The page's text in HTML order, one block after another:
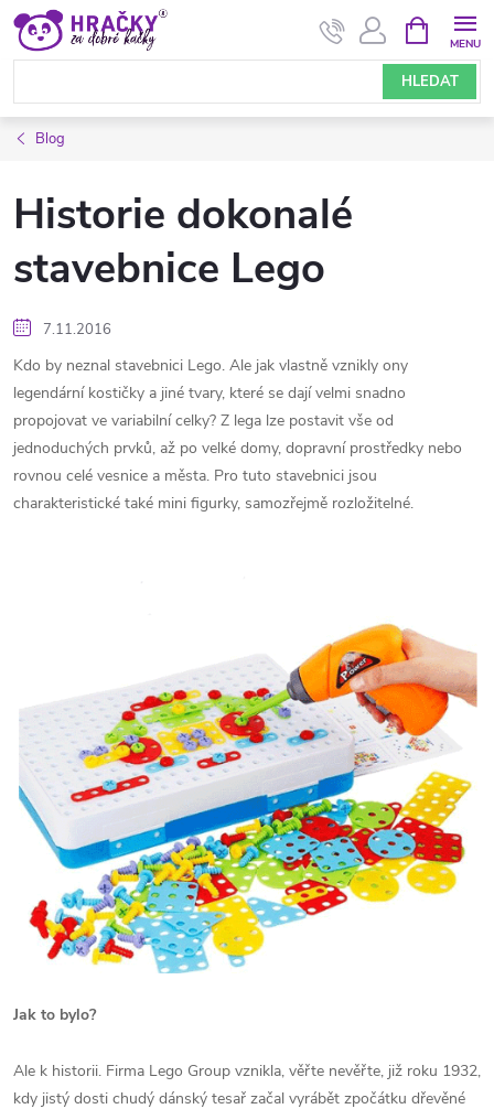
Přejít
obsah
HLEDAT
NÁKUPNÍ
KOŠÍK
Blog
Historie dokonalé
stavebnice Lego
7.11.2016
Kdo by neznal stavebnici Lego. Ale jak vlastně vznikly ony
legendární kostičky a jiné tvary, které se dají velmi snadno
propojovat ve variabilní celky? Z lega lze postavit vše od
jednoduchých prvků, až po velké domy, dopravní prostředky nebo
rovnou celé vesnice a města. Pro tuto stavebnici jsou
charakteristické také mini figurky, samozřejmě rozložitelné.
Jak to bylo?
Ale k historii. Firma Lego Group vznikla, věřte nevěřte, již roku 1932,
kdy jistý dosti chudý dánský tesař začal vyrábět zpočátku dřevěné